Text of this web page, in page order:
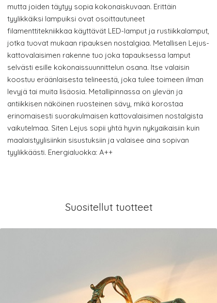
mutta joiden täytyy sopia kokonaiskuvaan. Erittäin
tyylikkäiksi lampuiksi ovat osoittautuneet
filamenttitekniikkaa käyttävät LED-lamput ja rustiikkalamput,
jotka tuovat mukaan ripauksen nostalgiaa. Metallisen Lejus-
kattovalaisimen rakenne tuo joka tapauksessa lamput
selvästi esille kokonaissuunnittelun osana. Itse valaisin
koostuu eräänlaisesta telineestä, joka tulee toimeen ilman
levyjä tai muita lisäosia. Metallipinnassa on ylevän ja
antiikkisen näköinen ruosteinen sävy, mikä korostaa
erinomaisesti suorakulmaisen kattovalaisimen nostalgista
vaikutelmaa. Siten Lejus sopii yhtä hyvin nykyaikaisiin kuin
maalaistyylisiinkin sisustuksiin ja valaisee aina sopivan
tyylikkäästi. Energialuokka: A++
Suositellut tuotteet